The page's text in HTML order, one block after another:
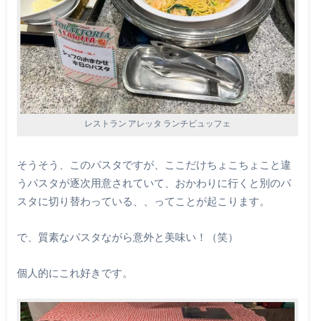
レストラン アレッタ ランチビュッフェ
そうそう、このパスタですが、ここだけちょこちょこと違
うパスタが逐次用意されていて、おかわりに行くと別のパ
スタに切り替わっている、、ってことが起こります。
で、質素なパスタながら意外と美味い！（笑）
個人的にこれ好きです。